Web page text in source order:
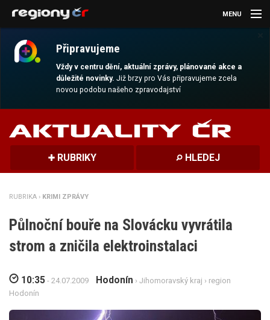
Připravujeme
Vždy v centru dění, aktuální zprávy, plánované akce a
důležité novinky.Již brzy pro Vás připravujeme zcela
novou podobu našeho zpravodajství
MENU
AKTUALITY
MAGAZÍN
DALŠÍ
REGION
RUBRIKY HLEDEJ
RUBRIKA › KRIMI ZPRÁVY
Půlnoční bouře na Slovácku vyvrátila
strom a zničila elektroinstalaci
10:35 - 24.07.2009 Hodonín › Jihomoravský kraj › region
Hodonín